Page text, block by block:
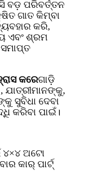
ବଡ଼ ପରିବର୍ତ୍ତନ
ଗାତ କିମ୍ବା
କରି,
ଏବଂ ଶ୍ରମ
କରେଗାଡ଼ି
ଯାତ୍ରୀମାନଙ୍କୁ,
ସୁବିଧା ଦେବା
କରିବା ପାଇଁ।